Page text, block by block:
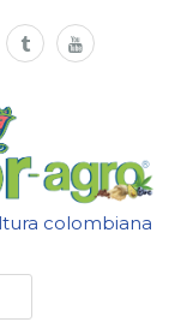
colombiana